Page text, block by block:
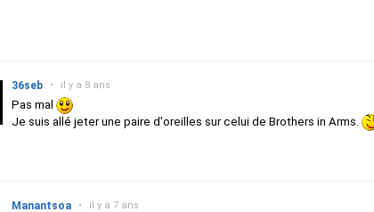
36seb • il y a 8 ans
Pas mal
Je suis allé jeter une paire d'oreilles sur celui de Brothers in Arms.
Manantsoa • il y a 7 ans